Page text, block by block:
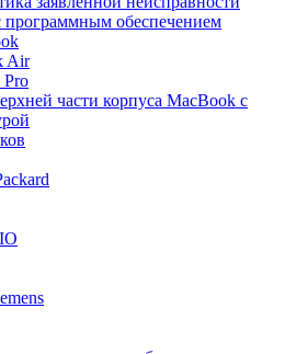
программным обеспечением
Air
Pro
части корпуса MacBook с